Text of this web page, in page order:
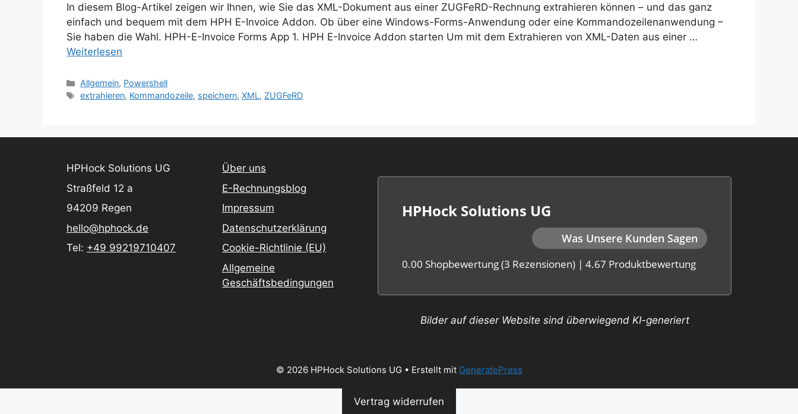
In diesem Blog-Artikel zeigen wir Ihnen, wie Sie das XML-Dokument aus einer ZUGFeRD-Rechnung extrahieren können – und das ganz
einfach und bequem mit dem HPH E-Invoice Addon. Ob über eine Windows-Forms-Anwendung oder eine Kommandozeilenanwendung –
Sie haben die Wahl. HPH-E-Invoice Forms App 1. HPH E-Invoice Addon starten Um mit dem Extrahieren von XML-Daten aus einer …
Weiterlesen
Kategorien
Allgemein, Powershell
Schlagwörter
extrahieren, Kommandozeile, speichern,XML, ZUGFeRD
HPHock Solutions UG
Straßfeld 12 a
94209 Regen
hello@hphock.de
Tel: +49 99219710407
Über uns
E-Rechnungsblog
Impressum
Datenschutzerklärung
Cookie-Richtlinie (EU)
Allgemeine
Geschäftsbedingungen
HPHock Solutions UG
Was Unsere Kunden Sagen
0.00 Shopbewertung(3 Rezensionen) | 4.67 Produktbewertung
Bilder auf dieser Website sind überwiegend KI-generiert
© 2026 HPHock Solutions UG• Erstellt mit GeneratePress
Vertrag widerrufen